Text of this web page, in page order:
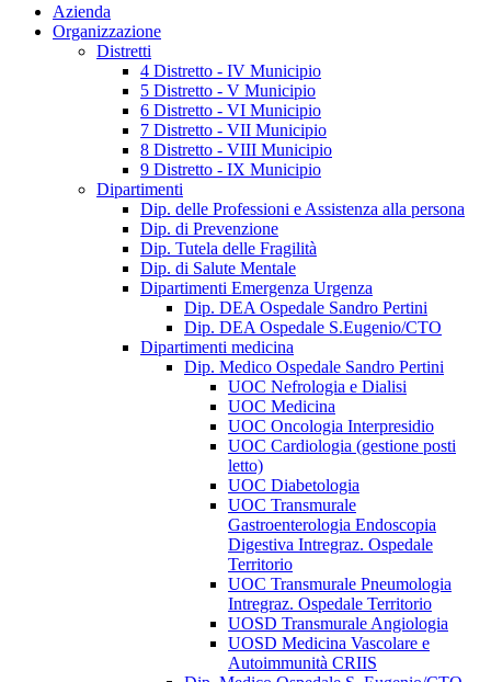
Azienda
Organizzazione
Distretti
4 Distretto - IV Municipio
5 Distretto - V Municipio
6 Distretto - VI Municipio
7 Distretto - VII Municipio
8 Distretto - VIII Municipio
9 Distretto - IX Municipio
Dipartimenti
Dip. delle Professioni e Assistenza alla persona
Dip. di Prevenzione
Dip. Tutela delle Fragilità
Dip. di Salute Mentale
Dipartimenti Emergenza Urgenza
Dip. DEA Ospedale Sandro Pertini
Dip. DEA Ospedale S.Eugenio/CTO
Dipartimenti medicina
Dip. Medico Ospedale Sandro Pertini
UOC Nefrologia e Dialisi
UOC Medicina
UOC Oncologia Interpresidio
UOC Cardiologia (gestione posti
letto)
UOC Diabetologia
UOC Transmurale
Gastroenterologia Endoscopia
Digestiva Intregraz. Ospedale
Territorio
UOC Transmurale Pneumologia
Intregraz. Ospedale Territorio
UOSD Transmurale Angiologia
UOSD Medicina Vascolare e
Autoimmunità CRIIS